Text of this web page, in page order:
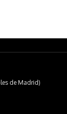
de Madrid)